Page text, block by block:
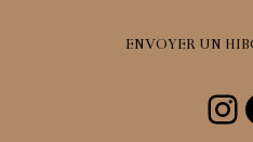
ENVOYER UN